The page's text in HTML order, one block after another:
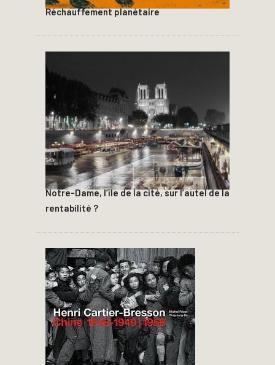
Réchauffement planétaire
Notre-Dame, l’île de la cité, sur l’autel de la
rentabilité ?